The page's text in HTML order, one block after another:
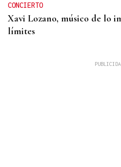
CONCIERTO
Xavi Lozano, músico de lo
límites